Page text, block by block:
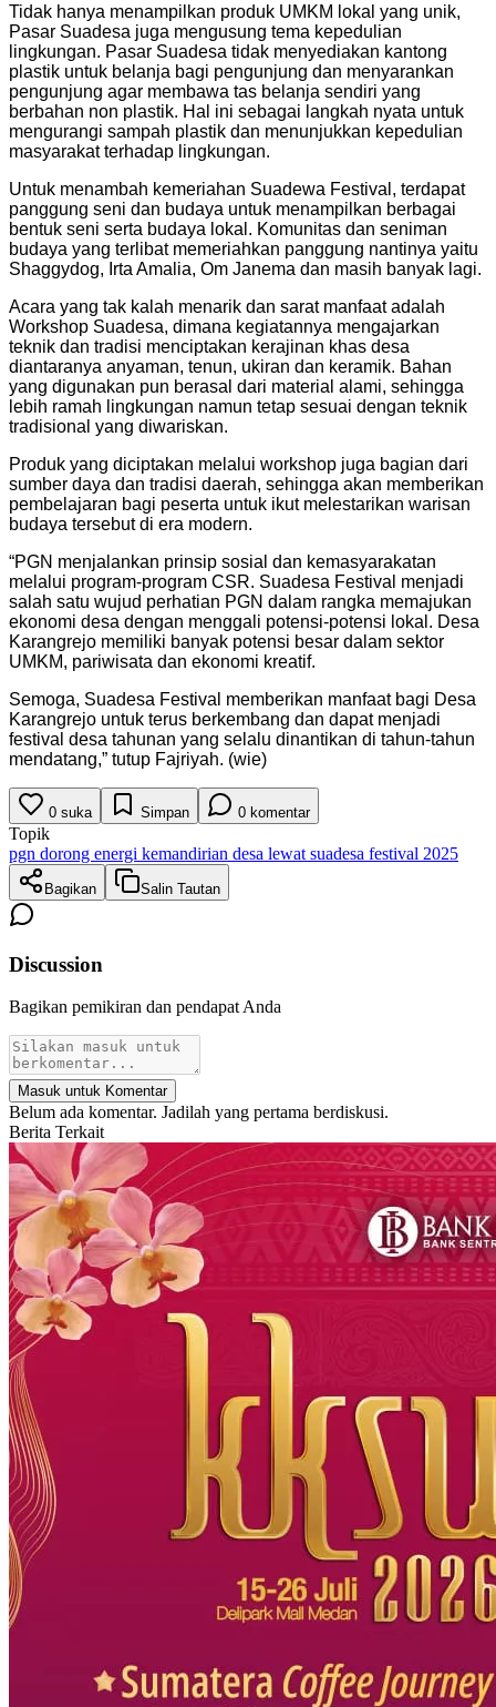
Tidak hanya menampilkan produk UMKM lokal yang unik,
Pasar Suadesa juga mengusung tema kepedulian
lingkungan. Pasar Suadesa tidak menyediakan kantong
plastik untuk belanja bagi pengunjung dan menyarankan
pengunjung agar membawa tas belanja sendiri yang
berbahan non plastik. Hal ini sebagai langkah nyata untuk
mengurangi sampah plastik dan menunjukkan kepedulian
masyarakat terhadap lingkungan.
Untuk menambah kemeriahan Suadewa Festival, terdapat
panggung seni dan budaya untuk menampilkan berbagai
bentuk seni serta budaya lokal. Komunitas dan seniman
budaya yang terlibat memeriahkan panggung nantinya yaitu
Shaggydog, Irta Amalia, Om Janema dan masih banyak lagi.
Acara yang tak kalah menarik dan sarat manfaat adalah
Workshop Suadesa, dimana kegiatannya mengajarkan
teknik dan tradisi menciptakan kerajinan khas desa
diantaranya anyaman, tenun, ukiran dan keramik. Bahan
yang digunakan pun berasal dari material alami, sehingga
lebih ramah lingkungan namun tetap sesuai dengan teknik
tradisional yang diwariskan.
Produk yang diciptakan melalui workshop juga bagian dari
sumber daya dan tradisi daerah, sehingga akan memberikan
pembelajaran bagi peserta untuk ikut melestarikan warisan
budaya tersebut di era modern.
“PGN menjalankan prinsip sosial dan kemasyarakatan
melalui program-program CSR. Suadesa Festival menjadi
salah satu wujud perhatian PGN dalam rangka memajukan
ekonomi desa dengan menggali potensi-potensi lokal. Desa
Karangrejo memiliki banyak potensi besar dalam sektor
UMKM, pariwisata dan ekonomi kreatif.
Semoga, Suadesa Festival memberikan manfaat bagi Desa
Karangrejo untuk terus berkembang dan dapat menjadi
festival desa tahunan yang selalu dinantikan di tahun-tahun
mendatang,” tutup Fajriyah. (wie)
0 suka Simpan 0 komentar
Topik
pgn dorong energi kemandirian desa lewat suadesa festival 2025
Bagikan Salin Tautan
Discussion
Bagikan pemikiran dan pendapat Anda
Masuk untuk Komentar
Belum ada komentar. Jadilah yang pertama berdiskusi.
Berita Terkait